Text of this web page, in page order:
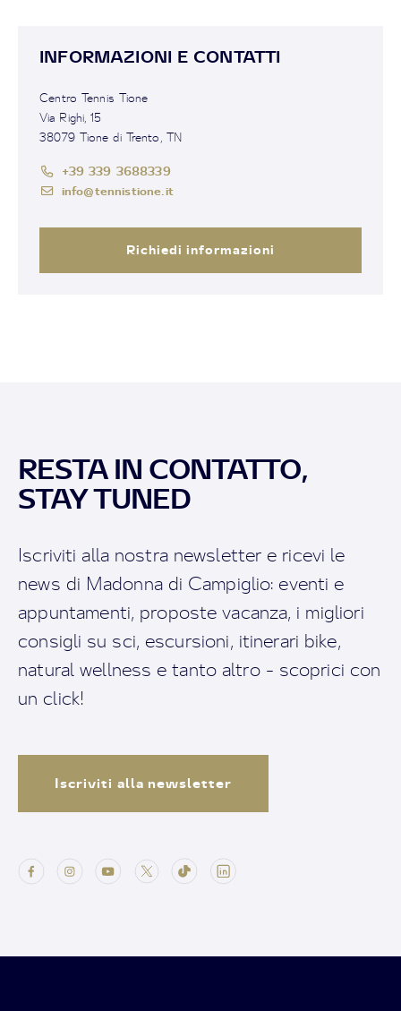
INFORMAZIONI E CONTATTI
Centro Tennis Tione
Via Righi, 15
38079 Tione di Trento, TN
+39 339 3688339
info@tennistione.it
Richiedi informazioni
RESTA IN CONTATTO,
STAY TUNED
Iscriviti alla nostra newsletter e ricevi le
news di Madonna di Campiglio: eventi e
appuntamenti, proposte vacanza, i migliori
consigli su sci, escursioni, itinerari bike,
natural wellness e tanto altro - scoprici con
un click!
Iscriviti alla newsletter